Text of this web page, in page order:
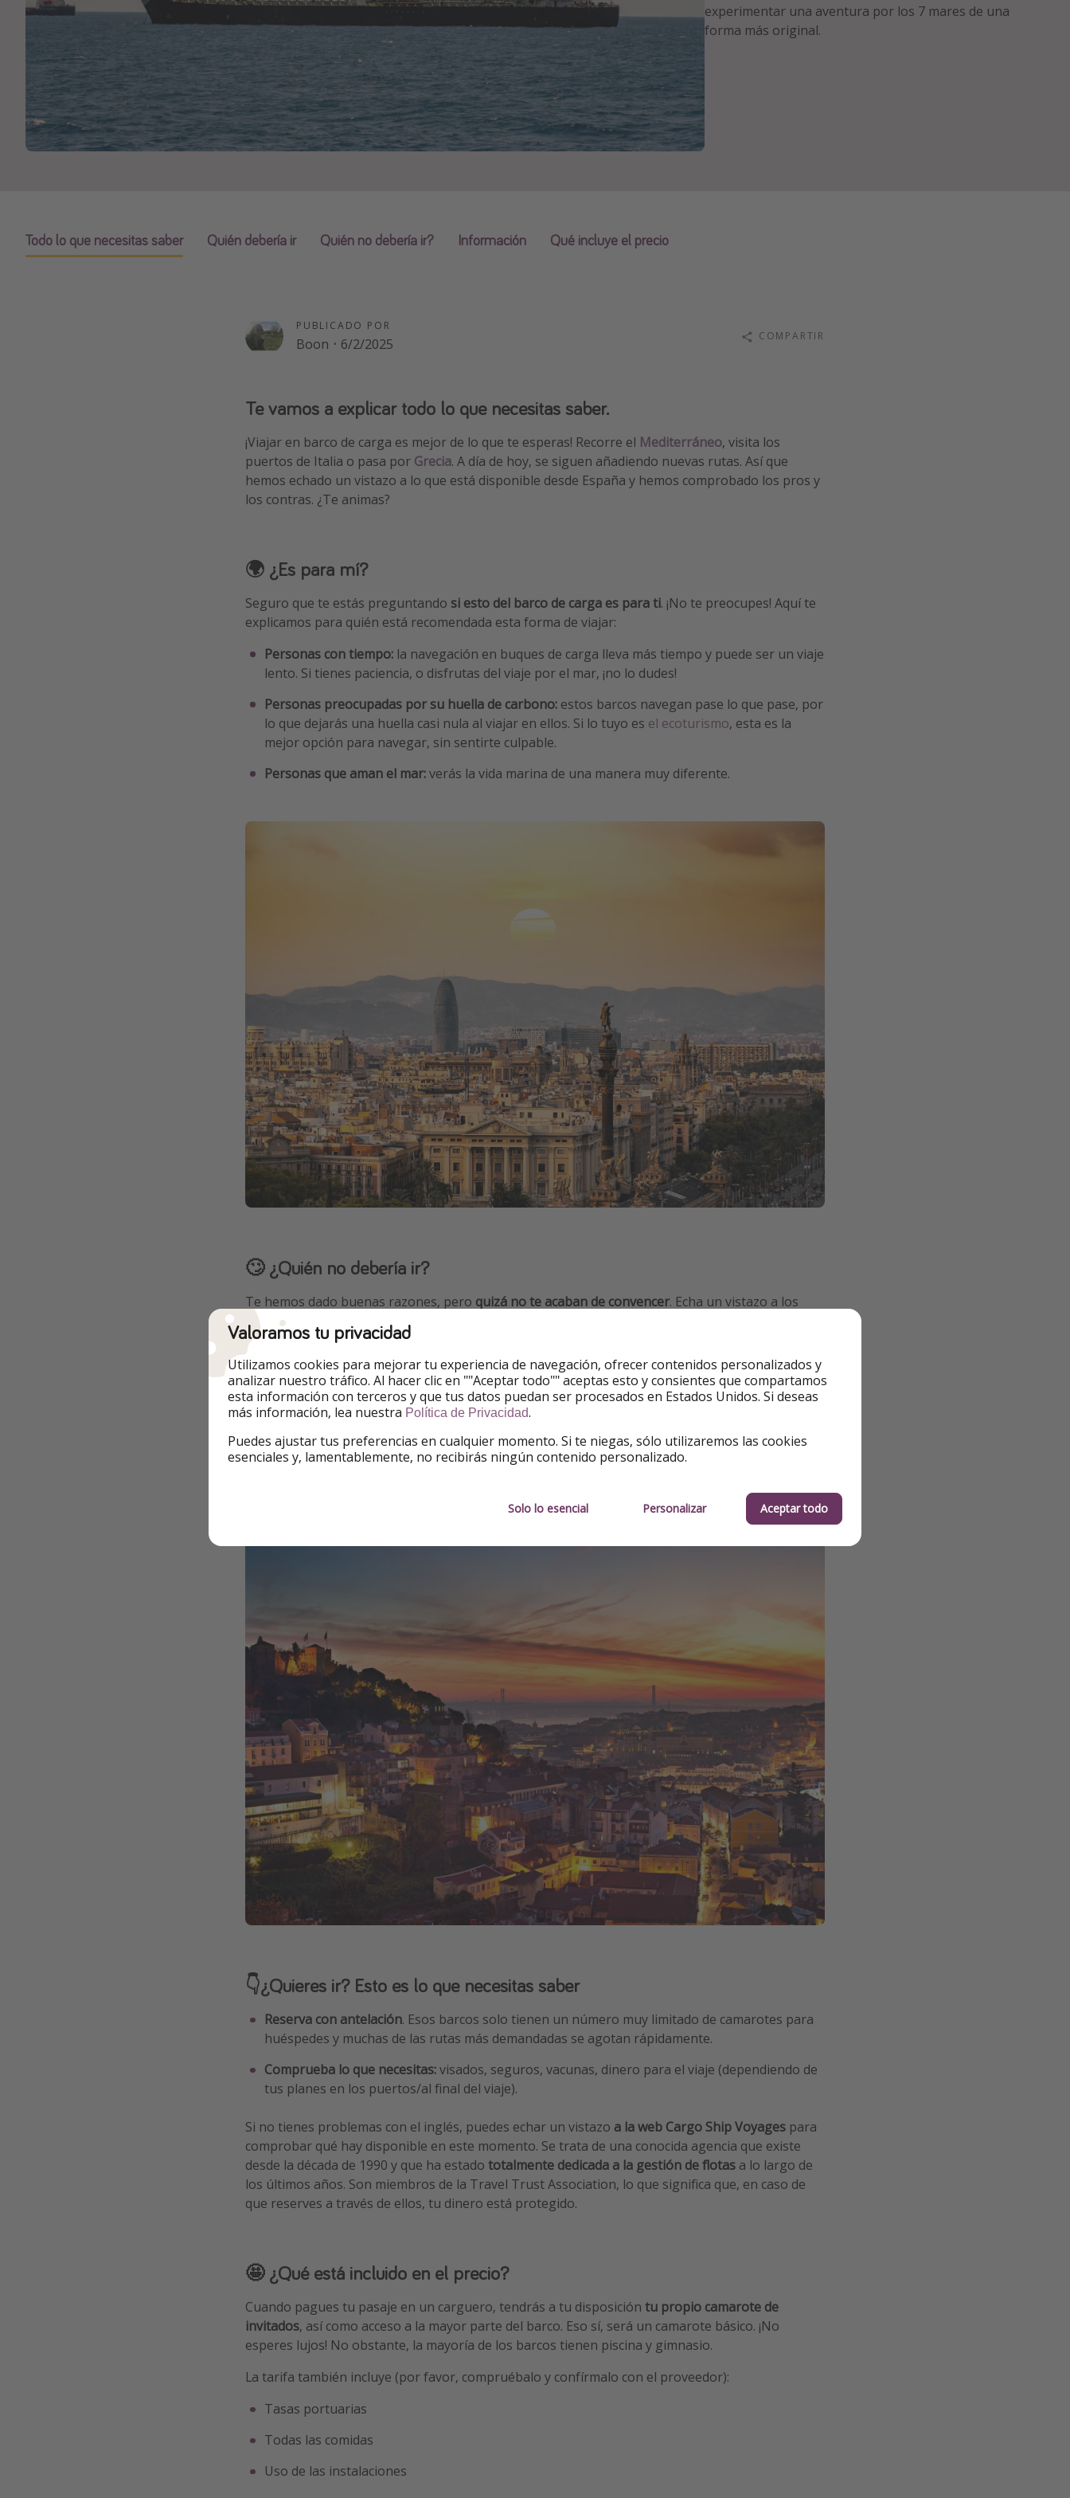
experimentar una aventura por los 7 mares de una
forma más original.
Todo lo que necesitas saber Quién debería ir Quién no debería ir? Información Qué incluye el precio
PUBLICADO POR
Boon · 6/2/2025 COMPARTIR
Te vamos a explicar todo lo que necesitas saber.
¡Viajar en barco de carga es mejor de lo que te esperas! Recorre el Mediterráneo, visita los
puertos de Italia o pasa por Grecia. A día de hoy, se siguen añadiendo nuevas rutas. Así que
hemos echado un vistazo a lo que está disponible desde España y hemos comprobado los pros y
los contras. ¿Te animas?
🌍 ¿Es para mí?
Seguro que te estás preguntando si esto del barco de carga es para ti. ¡No te preocupes! Aquí te
explicamos para quién está recomendada esta forma de viajar:
Personas con tiempo: la navegación en buques de carga lleva más tiempo y puede ser un viaje
lento. Si tienes paciencia, o disfrutas del viaje por el mar, ¡no lo dudes!
Personas preocupadas por su huella de carbono: estos barcos navegan pase lo que pase, por
lo que dejarás una huella casi nula al viajar en ellos. Si lo tuyo es el ecoturismo, esta es la
mejor opción para navegar, sin sentirte culpable.
Personas que aman el mar:verás la vida marina de una manera muy diferente.
🙄 ¿Quién no debería ir?
Te hemos dado buenas razones, pero quizá no te acaban de convencer. Echa un vistazo a los
motivos por los que, tal vez, esta no sea la forma de navegar más adecuada para ti.
durante la mayor parte del viaje!
Las personas con tiempo muy concreto para viajar.Los viajes en buques de carga pueden
sufrir retrasos, los barcos a veces permanecen más tiempo en los puertos o incluso pueden
salir un día antes.
👇¿Quieres ir? Esto es lo que necesitas saber
Reserva con antelación. Esos barcos solo tienen un número muy limitado de camarotes para
huéspedes y muchas de las rutas más demandadas se agotan rápidamente.
Comprueba lo que necesitas:visados, seguros, vacunas, dinero para el viaje (dependiendo de
tus planes en los puertos/al final del viaje).
Si no tienes problemas con el inglés, puedes echar un vistazo a la web Cargo Ship Voyages para
comprobar qué hay disponible en este momento. Se trata de una conocida agencia que existe
desde la década de 1990 y que ha estado totalmente dedicada a la gestión de flotas a lo largo de
los últimos años. Son miembros de la Travel Trust Association, lo que significa que, en caso de
que reserves a través de ellos, tu dinero está protegido.
🤩 ¿Qué está incluido en el precio?
Cuando pagues tu pasaje en un carguero, tendrás a tu disposición tu propio camarote de
invitados, así como acceso a la mayor parte del barco. Eso sí, será un camarote básico. ¡No
esperes lujos! No obstante, la mayoría de los barcos tienen piscina y gimnasio.
La tarifa también incluye (por favor, compruébalo y confírmalo con el proveedor):
Tasas portuarias
Todas las comidas
Uso de las instalaciones
Valoramos tu privacidad
Utilizamos cookies para mejorar tu experiencia de navegación, ofrecer contenidos personalizados y
analizar nuestro tráfico. Al hacer clic en ""Aceptar todo"" aceptas esto y consientes que compartamos
esta información con terceros y que tus datos puedan ser procesados en Estados Unidos. Si deseas
más información, lea nuestra Política de Privacidad.
Puedes ajustar tus preferencias en cualquier momento. Si te niegas, sólo utilizaremos las cookies
esenciales y, lamentablemente, no recibirás ningún contenido personalizado.
Solo lo esencial Personalizar Aceptar todo